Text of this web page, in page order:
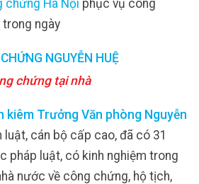
chứng Hà Nội phục vụ công
trong ngày
NGUYỄN HUỆ
chứng tại nhà
kiêm Trưởng Văn phòng Nguyễn
luật, cán bộ cấp cao, đã có 31
pháp luật, có kinh nghiệm trong
nước về công chứng, hộ tịch,